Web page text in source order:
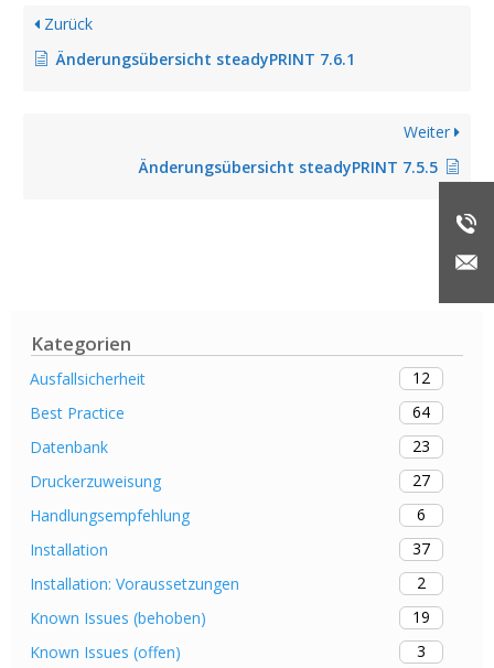
Kategorien
Ausfallsicherheit
12
Best Practice
64
Datenbank
23
Druckerzuweisung
27
Handlungsempfehlung
6
Installation
37
Installation: Voraussetzungen
2
Known Issues (behoben)
19
Known Issues (offen)
3
Zurück
Änderungsübersicht steadyPRINT 7.6.1
Weiter
Änderungsübersicht steadyPRINT 7.5.5